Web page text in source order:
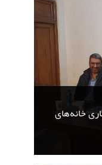
خانه‌های